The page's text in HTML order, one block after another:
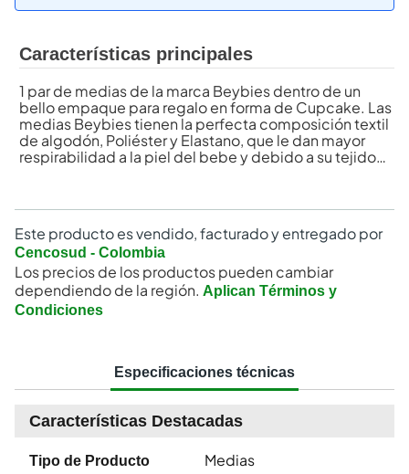
Características principales
1 par de medias de la marca Beybies dentro de un
bello empaque para regalo en forma de Cupcake. Las
medias Beybies tienen la perfecta composición textil
de algodón, Poliéster y Elastano, que le dan mayor
respirabilidad a la piel del bebe y debido a su tejido
Este producto es vendido, facturado y entregado por
Cencosud - Colombia
Los precios de los productos pueden cambiar
dependiendo de la región. Aplican Términos y
Condiciones
Especificaciones técnicas
Características Destacadas
Tipo de Producto Medias